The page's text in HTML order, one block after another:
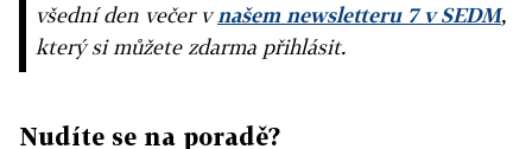
všední den večer vnašem newsletteru 7 v SEDM,
který si můžete zdarma přihlásit.
Nudíte se na poradě?